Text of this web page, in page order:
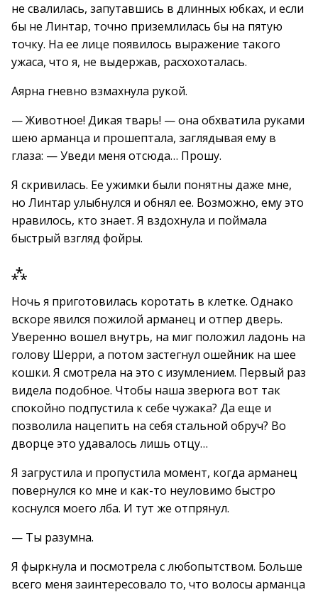
не свалилась, запутавшись в длинных юбках, и если
бы не Линтар, точно приземлилась бы на пятую
точку. На ее лице появилось выражение такого
ужаса, что я, не выдержав, расхохоталась.
Аярна гневно взмахнула рукой.
— Животное! Дикая тварь! — она обхватила руками
шею арманца и прошептала, заглядывая ему в
глаза: — Уведи меня отсюда… Прошу.
Я скривилась. Ее ужимки были понятны даже мне,
но Линтар улыбнулся и обнял ее. Возможно, ему это
нравилось, кто знает. Я вздохнула и поймала
быстрый взгляд фойры.
⁂
Ночь я приготовилась коротать в клетке. Однако
вскоре явился пожилой арманец и отпер дверь.
Уверенно вошел внутрь, на миг положил ладонь на
голову Шерри, а потом застегнул ошейник на шее
кошки. Я смотрела на это с изумлением. Первый раз
видела подобное. Чтобы наша зверюга вот так
спокойно подпустила к себе чужака? Да еще и
позволила нацепить на себя стальной обруч? Во
дворце это удавалось лишь отцу…
Я загрустила и пропустила момент, когда арманец
повернулся ко мне и как-то неуловимо быстро
коснулся моего лба. И тут же отпрянул.
— Ты разумна.
Я фыркнула и посмотрела с любопытством. Больше
всего меня заинтересовало то, что волосы арманца